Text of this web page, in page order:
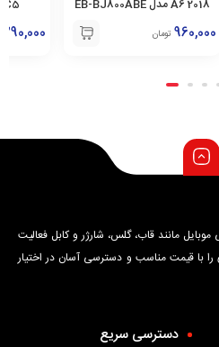
C5 مدل BC500ABE
1,290,000 تومان 790,000
موبایل مانند قاب، گلس، شارژر و کابل فعالیت
با قیمت مناسب و دسترسی آسان در اختیار
دسترسی سریع